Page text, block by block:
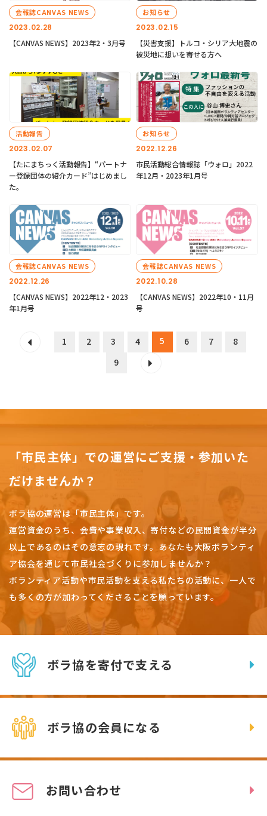
2023.02.28
会報誌CANVAS NEWS
【CANVAS NEWS】2023年2・3月号
2023.02.15
お知らせ
【災害支援】トルコ・シリア大地震の
被災地に想いを寄せる方へ
2023.02.07
活動報告
【たにまちっく活動報告】“パートナ
ー登録団体の紹介カード”はじめまし
た。
2022.12.26
お知らせ
市民活動総合情報誌「ウォロ」2022
年12月・2023年1月号
2022.12.26
会報誌CANVAS NEWS
【CANVAS NEWS】2022年12・2023
年1月号
2022.10.28
会報誌CANVAS NEWS
【CANVAS NEWS】2022年10・11月
号
1 2 3 4 5 6 7
8
9
「市民主体」での運営にご支援・参加いた
だけませんか？
ボラ協の運営は「市民主体」です。
運営資金のうち、会費や事業収入、寄付などの民間資金が半分
以上であるのはその意志の現れです。 あなたも大阪ボランティ
ア協会を通じて市民社会づくりに参加しませんか？
ボランティア活動や市民活動を支える私たちの活動に、一人で
も多くの方が加わってくださることを願っています。
ボラ協を寄付で支える
ボラ協の会員になる
お問い合わせ